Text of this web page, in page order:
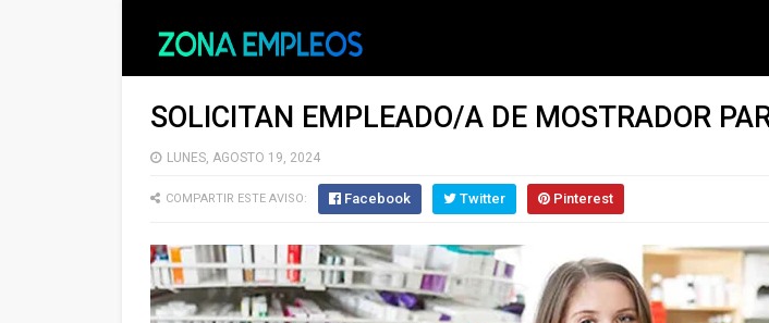
SOLICITAN EMPLEADO/A DE MOSTRADOR
LUNES, AGOSTO 19, 2024
COMPARTIR ESTE AVISO: Facebook Twitter Pinterest